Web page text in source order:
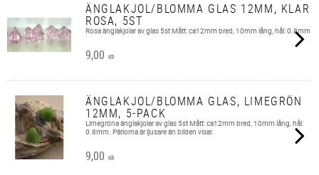
ÄNGLAKJOL/BLOMMA GLAS 12MM, KLAR
ROSA, 5ST
Rosa änglakjolar av glas 5st Mått: ca12mm bred, 10mm lång, hål: 0.8mm
9,00 KR
ÄNGLAKJOL/BLOMMA GLAS, LIMEGRÖN
12MM, 5-PACK
Limegröna änglakjolar av glas 5st Mått: ca12mm bred, 10mm lång, hål:
0.8mm. Pärlorna är ljusare än bilden visar.
9,00 KR